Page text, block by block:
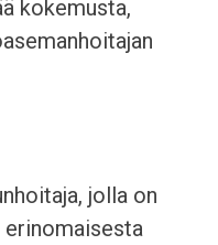
kokemusta,
jolla on